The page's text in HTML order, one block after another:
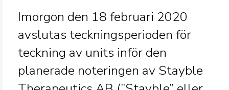
Imorgon den 18 februari 2020
avslutas teckningsperioden för
teckning av units inför den
planerade noteringen av Stayble